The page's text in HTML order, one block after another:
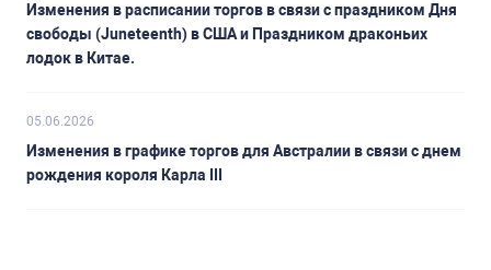
Изменения в расписании торгов в связи с праздником Дня
свободы (Juneteenth) в США и Праздником драконьих
лодок в Китае.
05.06.2026
Изменения в графике торгов для Австралии в связи с днем
рождения короля Карла III